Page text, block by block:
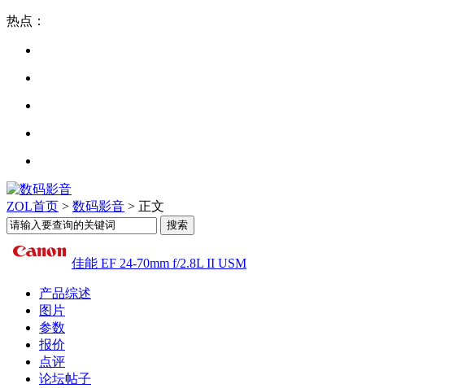
热点：
ZOL首页 > 数码影音 > 正文
佳能 EF 24-70mm f/2.8L II USM
产品综述
图片
参数
报价
点评
论坛帖子